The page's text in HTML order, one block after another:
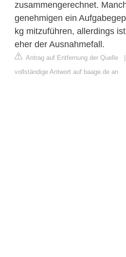
zusammengerechnet.
genehmigen ein
kg mitzuführen, allerdings
eher der Ausnahmefall.
Antrag auf Entfernung der Quelle
vollständige Antwort auf baage.de an